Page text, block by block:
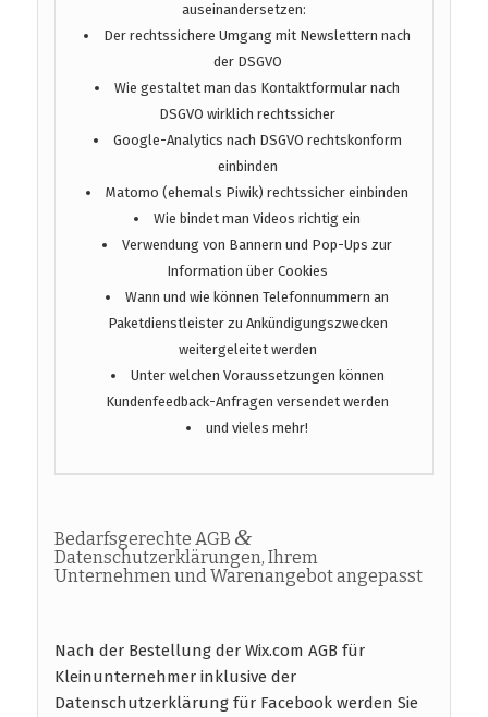
auseinandersetzen:
Der rechtssichere Umgang mit Newslettern nach
der DSGVO
Wie gestaltet man das Kontaktformular nach
DSGVO wirklich rechtssicher
Google-Analytics nach DSGVO rechtskonform
einbinden
Matomo (ehemals Piwik) rechtssicher einbinden
Wie bindet man Videos richtig ein
Verwendung von Bannern und Pop-Ups zur
Information über Cookies
Wann und wie können Telefonnummern an
Paketdienstleister zu Ankündigungszwecken
weitergeleitet werden
Unter welchen Voraussetzungen können
Kundenfeedback-Anfragen versendet werden
und vieles mehr!
Bedarfsgerechte AGB &
Datenschutzerklärungen, Ihrem
Unternehmen und Warenangebot angepasst
Nach der Bestellung der Wix.com AGB für
Kleinunternehmer inklusive der
Datenschutzerklärung für Facebook werden Sie